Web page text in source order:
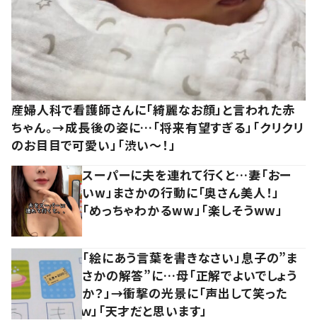
産婦人科で看護師さんに「綺麗なお顔」と言われた赤
ちゃん。→成長後の姿に…「将来有望すぎる」「クリクリ
のお目目で可愛い」「渋い～！」
スーパーに夫を連れて行くと…妻「おー
いw」まさかの行動に「奥さん美人！」
「めっちゃわかるww」「楽しそうww」
「絵にあう言葉を書きなさい」息子の”ま
さかの解答”に…母「正解でよいでしょう
か？」→衝撃の光景に「声出して笑った
ｗ」「天才だと思います」